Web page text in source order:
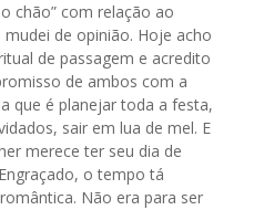
chão” com relação ao
mudei de opinião. Hoje acho
de passagem e acredito
de ambos com a
que é planejar toda a festa,
sair em lua de mel. E
merece ter seu dia de
o tempo tá
Não era para ser